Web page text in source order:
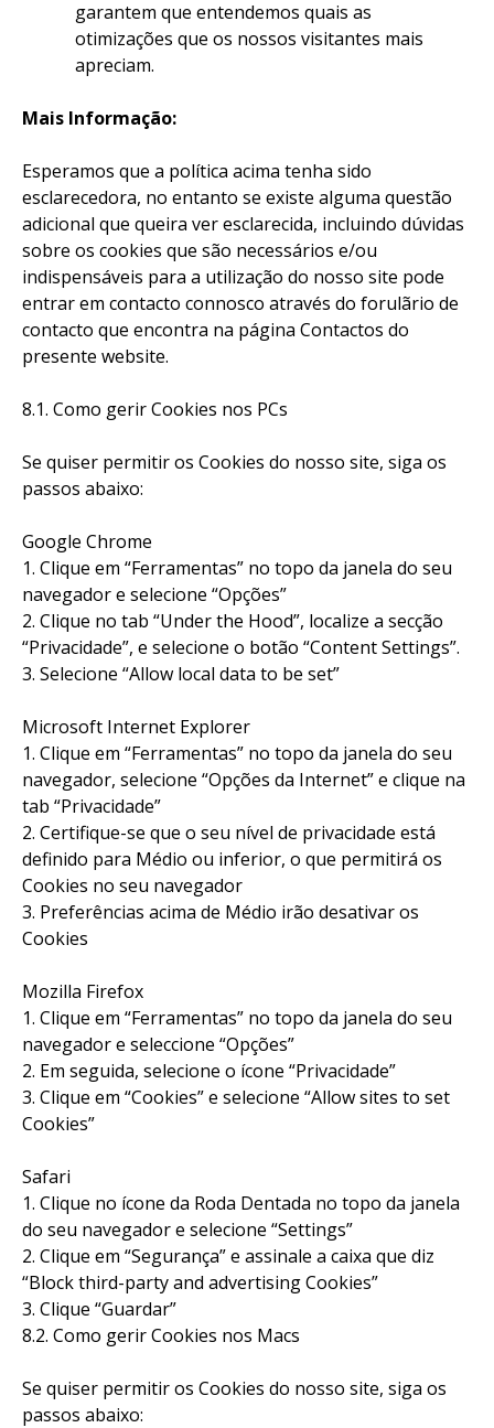
garantem que entendemos quais as
otimizações que os nossos visitantes mais
apreciam.
Mais Informação:
Esperamos que a política acima tenha sido
esclarecedora, no entanto se existe alguma questão
adicional que queira ver esclarecida, incluindo dúvidas
sobre os cookies que são necessários e/ou
indispensáveis para a utilização do nosso site pode
entrar em contacto connosco através do forulãrio de
contacto que encontra na página Contactos do
presente website.
8.1. Como gerir Cookies nos PCs
Se quiser permitir os Cookies do nosso site, siga os
passos abaixo:
Google Chrome
1. Clique em “Ferramentas” no topo da janela do seu
navegador e selecione “Opções”
2. Clique no tab “Under the Hood”, localize a secção
“Privacidade”, e selecione o botão “Content Settings”.
3. Selecione “Allow local data to be set”
Microsoft Internet Explorer
1. Clique em “Ferramentas” no topo da janela do seu
navegador, selecione “Opções da Internet” e clique na
tab “Privacidade”
2. Certifique-se que o seu nível de privacidade está
definido para Médio ou inferior, o que permitirá os
Cookies no seu navegador
3. Preferências acima de Médio irão desativar os
Cookies
Mozilla Firefox
1. Clique em “Ferramentas” no topo da janela do seu
navegador e seleccione “Opções”
2. Em seguida, selecione o ícone “Privacidade”
3. Clique em “Cookies” e selecione “Allow sites to set
Cookies”
Safari
1. Clique no ícone da Roda Dentada no topo da janela
do seu navegador e selecione “Settings”
2. Clique em “Segurança” e assinale a caixa que diz
“Block third-party and advertising Cookies”
3. Clique “Guardar”
8.2. Como gerir Cookies nos Macs
Se quiser permitir os Cookies do nosso site, siga os
passos abaixo: